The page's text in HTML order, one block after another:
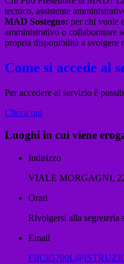
tecnico, assistente
MAD Sostegno: per chi vuole
amministrativo o collaboratore
propria disponibilità a svolgere
Come si accede al
Per accedere al servizio è
Clicca qui
Luoghi in cui viene
Indirizzo
VIALE MORGAGNI,
Orari
Rivolgersi alla segreteria
Email